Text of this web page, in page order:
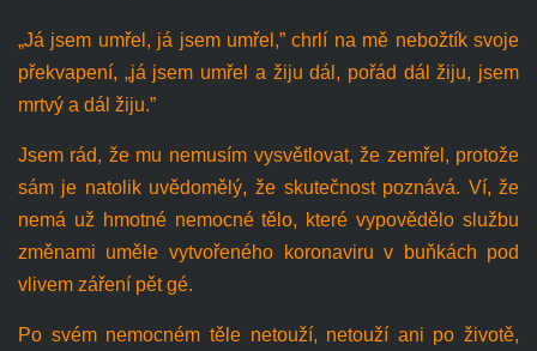
„Já jsem umřel, já jsem umřel,” chrlí na mě nebožtík svoje
překvapení, „já jsem umřel a žiju dál, pořád dál žiju, jsem
mrtvý a dál žiju.”
Jsem rád, že mu nemusím vysvětlovat, že zemřel, protože
sám je natolik uvědomělý, že skutečnost poznává. Ví, že
nemá už hmotné nemocné tělo, které vypovědělo službu
změnami uměle vytvořeného koronaviru v buňkách pod
vlivem záření pět gé.
Po svém nemocném těle netouží, netouží ani po životě,